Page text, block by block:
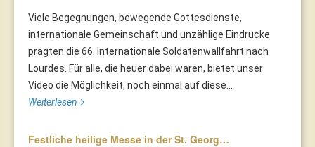
Viele Begegnungen, bewegende Gottesdienste,
internationale Gemeinschaft und unzählige Eindrücke
prägten die 66. Internationale Soldatenwallfahrt nach
Lourdes. Für alle, die heuer dabei waren, bietet unser
Video die Möglichkeit, noch einmal auf diese...
Weiterlesen
Festliche heilige Messe in der St. Georg…